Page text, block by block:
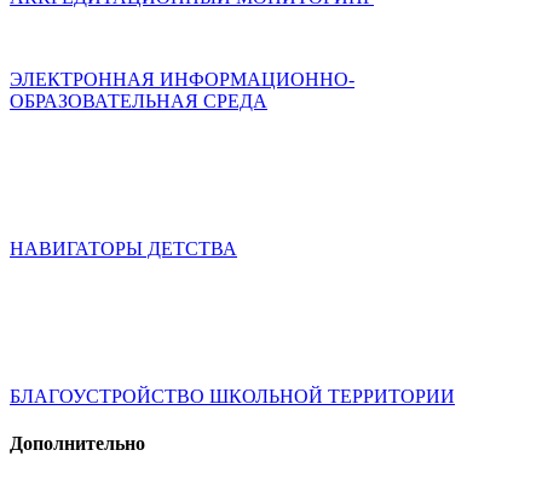
ЭЛЕКТРОННАЯ ИНФОРМАЦИОННО-
ОБРАЗОВАТЕЛЬНАЯ СРЕДА
НАВИГАТОРЫ ДЕТСТВА
БЛАГОУСТРОЙСТВО ШКОЛЬНОЙ ТЕРРИТОРИИ
Дополнительно